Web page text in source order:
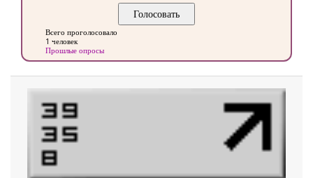
Всего проголосовало
1 человек
Прошлые опросы